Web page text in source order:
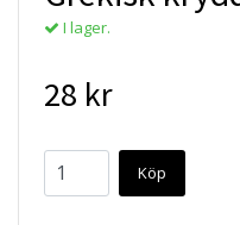
I lager.
28 kr
Köp